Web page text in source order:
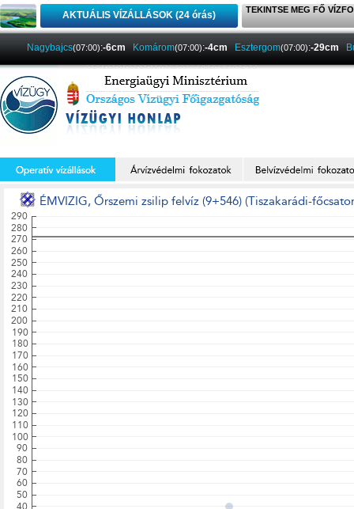
AKTUÁLIS VÍZÁLLÁSOK (24 órás) TEKINTSE MEG FŐ
Nagybajcs(07:00):-6cm Komárom(07:00):-4cm Esztergom(07:00):-29cm